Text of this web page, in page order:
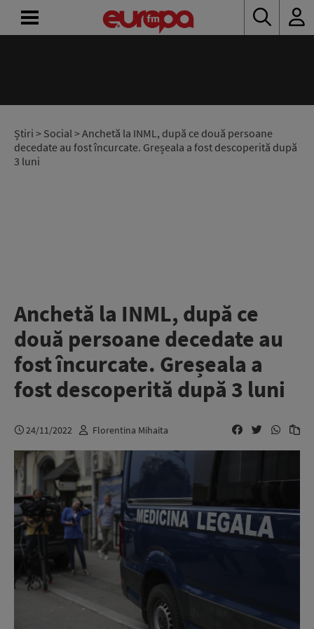
Știri > Social> Anchetă la INML, după ce două persoane
decedate au fost încurcate. Greșeala a fost descoperită după
3 luni
Anchetă la INML, după ce
două persoane decedate au
fost încurcate. Greșeala a
fost descoperită după 3 luni
24/11/2022 Florentina Mihaita
RADIO
CONCURSURI